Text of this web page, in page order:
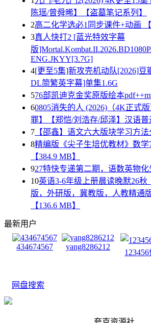
陈瑶/曾舜晞】【盗墓笔记系列】
2高二化学选必1同步课件+动画 【
3真人快打2 [蓝光特效字幕
版
ENG.JKYY[3.7G]
4[更至5集]新攻壳机动队[2026]豆
DL简繁英字幕]单集1.6G
576部凯迪克金奖原版绘本
60805消失的人 (2026)（4K正式
罪】【郑恺/刘浩存/邱泽】汉语普
7 【邵鑫】语文六大版块学习方法
8精编版《尖子生培优教材》数学
【384.9 MB】
927特快专递第二期，语数英物化
10英语3-6年级上册晨读晚默26秋
版，外研版，冀教版，人教精通
【136.6 MB】
最新用户
434674567 yang8286212
123456
网盘搜索